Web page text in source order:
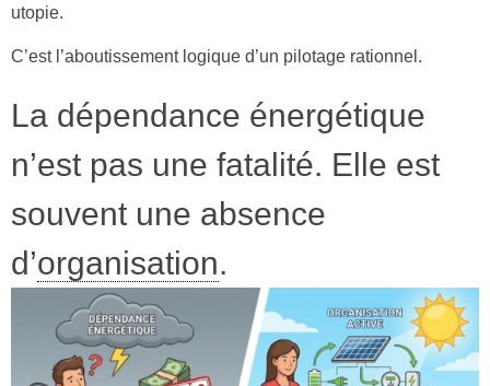
utopie.
C’est l’aboutissement logique d’un pilotage rationnel.
La dépendance énergétique
n’est pas une fatalité. Elle est
souvent une absence
d’organisation.